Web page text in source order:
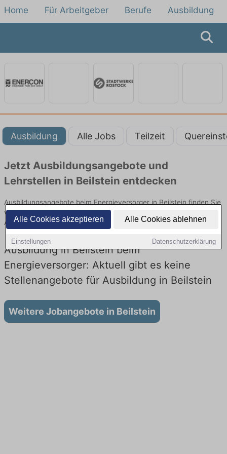
Alle Cookies akzeptieren Alle Cookies ablehnen
Einstellungen Datenschutzerklärung
Home Für Arbeitgeber Berufe Ausbildung
Ausbildung Alle Jobs Teilzeit
Jetzt Ausbildungsangebote und
Lehrstellen in Beilstein entdecken
Ausbildungsangebote beim Energieversorger in Beilstein finden Sie
von namhaften Firmen. Entdecken Sie freie Optionen von Top-
Arbeitgebern und bewerben Sie sich noch heute.
Ausbildung in Beilstein beim
Energieversorger: Aktuell gibt es keine
Stellenangebote für Ausbildung in Beilstein
Weitere Jobangebote in Beilstein